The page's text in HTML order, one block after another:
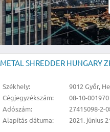
A részletes kereső csak
METAL SHREDDER HUNGARY
Székhely:
9012 Győr,
Cégjegyzékszám:
08-10-001970
Adószám:
27415098-2-
Alapítás dátuma:
2021. június